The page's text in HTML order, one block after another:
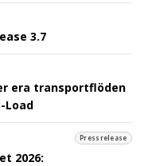
3.7
era transportflöden
Load
Pressrelease
2026: